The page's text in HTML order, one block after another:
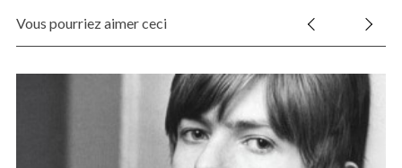
Vous pourriez aimer ceci